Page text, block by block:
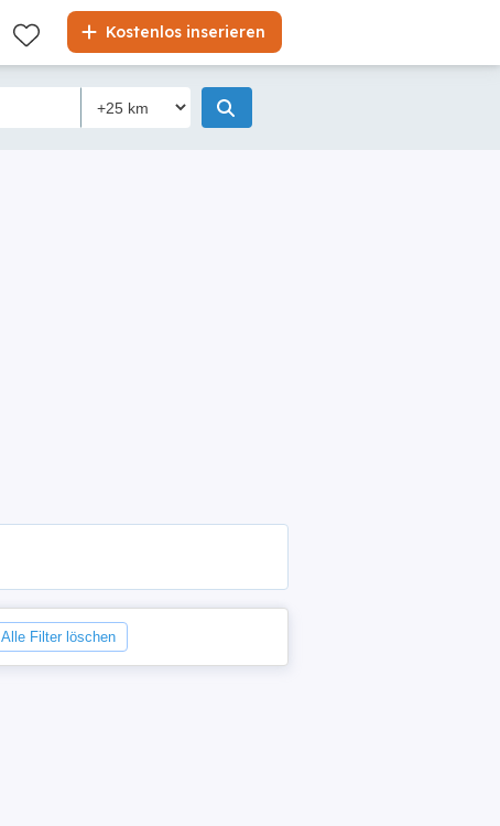
Kostenlos inserieren
Alle Filter löschen